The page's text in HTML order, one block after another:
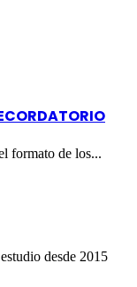
formato de los...
desde 2015